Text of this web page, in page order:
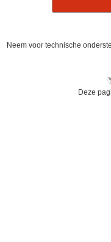
Neem voor technische
Deze